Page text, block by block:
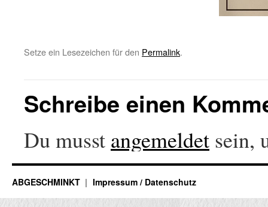
Setze ein Lesezeichen für den Permalink.
Schreibe einen
Du musst angemeldet sein,
ABGESCHMINKT Impressum / Datenschutz